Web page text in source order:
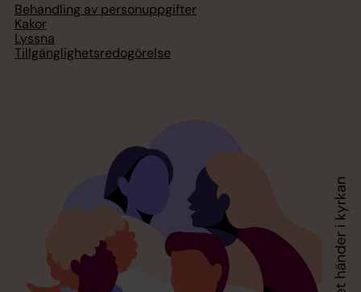
Behandling av personuppgifter
Kakor
Lyssna
Tillgänglighetsredogörelse